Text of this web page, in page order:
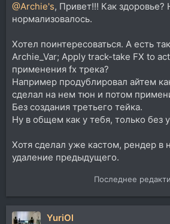
@Archie's, Привет!!! Как здоровье?
нормализовалось.
Хотел поинтересоваться. А есть
Archie_Var; Apply track-take FX to
применения fx трека?
Например продублировал айтем
сделал на нем тюн и потом
Без создания третьего тейка.
Ну в общем как у тебя, только без
Хотя сделал уже кастом, рендер в
удаление предыдущего.
Последнее
YuriOl